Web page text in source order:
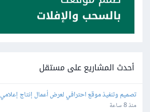
أحدث المشاريع على مستقل
تصميم وتنفيذ موقع احترافي لعرض أعمال إنتاج إعلامي
منذ 8 ساعة